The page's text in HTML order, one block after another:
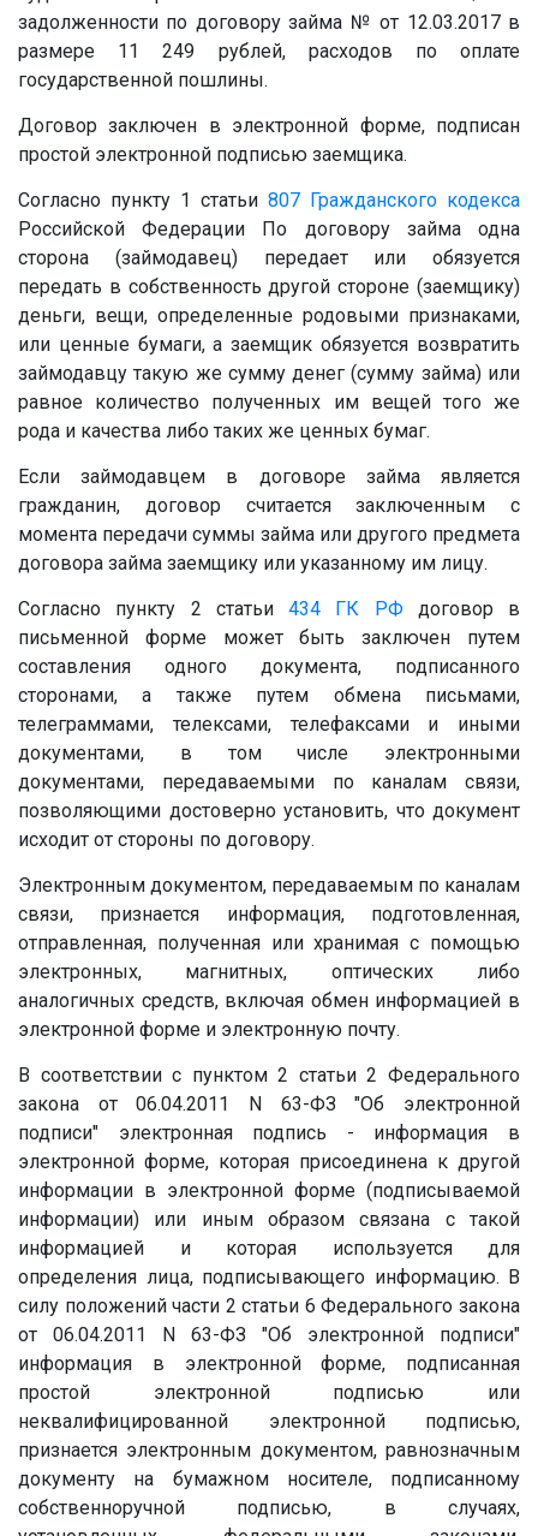
задолженности по договору займа № от 12.03.2017 в
размере 11 249 рублей, расходов по оплате
государственной пошлины.
Договор заключен в электронной форме, подписан
простой электронной подписью заемщика.
Согласно пункту 1 статьи 807 Гражданского кодекса
Российской Федерации По договору займа одна
сторона (займодавец) передает или обязуется
передать в собственность другой стороне (заемщику)
деньги, вещи, определенные родовыми признаками,
или ценные бумаги, а заемщик обязуется возвратить
займодавцу такую же сумму денег (сумму займа) или
равное количество полученных им вещей того же
рода и качества либо таких же ценных бумаг.
Если займодавцем в договоре займа является
гражданин, договор считается заключенным с
момента передачи суммы займа или другого предмета
договора займа заемщику или указанному им лицу.
Согласно пункту 2 статьи 434 ГК РФдоговор в
письменной форме может быть заключен путем
составления одного документа, подписанного
сторонами, а также путем обмена письмами,
телеграммами, телексами, телефаксами и иными
документами, в том числе электронными
документами, передаваемыми по каналам связи,
позволяющими достоверно установить, что документ
исходит от стороны по договору.
Электронным документом, передаваемым по каналам
связи, признается информация, подготовленная,
отправленная, полученная или хранимая с помощью
электронных, магнитных, оптических либо
аналогичных средств, включая обмен информацией в
электронной форме и электронную почту.
В соответствии с пунктом 2 статьи 2 Федерального
закона от 06.04.2011 N 63-ФЗ "Об электронной
подписи" электронная подпись - информация в
электронной форме, которая присоединена к другой
информации в электронной форме (подписываемой
информации) или иным образом связана с такой
информацией и которая используется для
определения лица, подписывающего информацию. В
силу положений части 2 статьи 6 Федерального закона
от 06.04.2011 N 63-ФЗ "Об электронной подписи"
информация в электронной форме, подписанная
простой электронной подписью или
неквалифицированной электронной подписью,
признается электронным документом, равнозначным
документу на бумажном носителе, подписанному
собственноручной подписью, в случаях,